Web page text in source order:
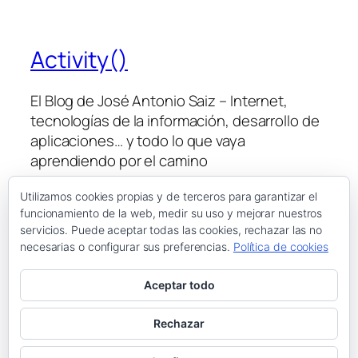
Activity()
El Blog de José Antonio Saiz – Internet,
tecnologías de la información, desarrollo de
aplicaciones… y todo lo que vaya
aprendiendo por el camino
Blog
Acerca de
Eventos
Tienda
Patrones
Twenty Twenty-Five Diseñado conWordPress
Utilizamos cookies propias y de terceros para garantizar el
funcionamiento de la web, medir su uso y mejorar nuestros
servicios. Puede aceptar todas las cookies, rechazar las no
necesarias o configurar sus preferencias. Política de cookies
Aceptar todo
Rechazar